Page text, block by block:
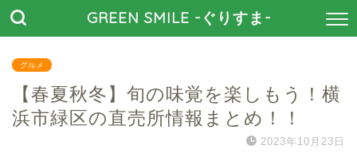
GREEN SMILE -ぐりすま-
グルメ
【春夏秋冬】旬の味覚を楽しもう！横
浜市緑区の直売所情報まとめ！！
2023年10月23日